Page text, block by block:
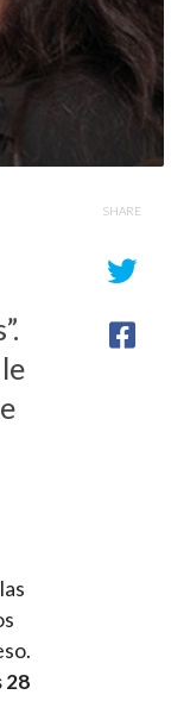
28
SHARE